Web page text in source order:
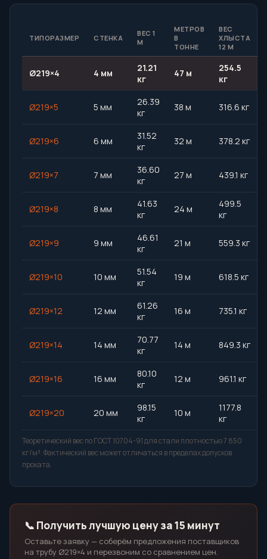
ТИПОРАЗМЕР СТЕНКА
ВЕС 1
М
МЕТРОВ
В
ТОННЕ
ВЕС
ХЛЫСТА
12 М
Ø219×4 4 мм
21.21
кг
47 м
254.5
кг
Ø219×5 5 мм
26.39
кг
38 м 316.6 кг
Ø219×6 6 мм
31.52
кг
32 м 378.2 кг
Ø219×7 7 мм
36.60
кг
27 м 439.1 кг
Ø219×8 8 мм
41.63
кг
24 м
499.5
кг
Ø219×9 9 мм
46.61
кг
21 м 559.3 кг
Ø219×10 10 мм
51.54
кг
19 м 618.5 кг
Ø219×12 12 мм
61.26
кг
16 м 735.1 кг
Ø219×14 14 мм
70.77
кг
14 м 849.3 кг
Ø219×16 16 мм
80.10
кг
12 м 961.1 кг
Ø219×20 20 мм
98.15
кг
10 м
1177.8
кг
Теоретический вес по ГОСТ 10704-91 для стали плотностью 7 850
кг/м³. Фактический вес может отличаться в пределах допусков
проката.
📞 Получить лучшую цену за 15 минут
Оставьте заявку — соберём предложения поставщиков
на трубу Ø219×4 и перезвоним со сравнением цен.